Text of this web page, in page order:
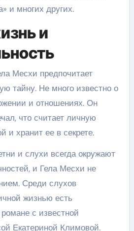
и многих других.
и
Месхи предпочитает
тайну. Не много известно о
и отношениях. Он
что считает личную
и хранит ее в секрете.
и слухи всегда окружают
и Гела Месхи не
Среди слухов
жизнью есть
с известной
Екатериной Климовой.